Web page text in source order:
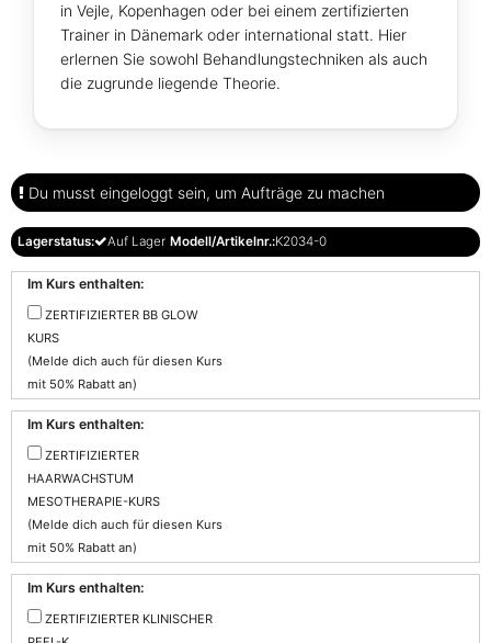
in Vejle, Kopenhagen oder bei einem zertifizierten
Trainer in Dänemark oder international statt. Hier
erlernen Sie sowohl Behandlungstechniken als auch
die zugrunde liegende Theorie.
Du musst eingeloggt sein, um Aufträge zu machen
Lagerstatus: Auf Lager Modell/Artikelnr.:K2034-0
Im Kurs enthalten:
KURS
(Melde dich auch für diesen Kurs
mit 50% Rabatt an)
Im Kurs enthalten:
HAARWACHSTUM
MESOTHERAPIE-KURS
(Melde dich auch für diesen Kurs
mit 50% Rabatt an)
Im Kurs enthalten: